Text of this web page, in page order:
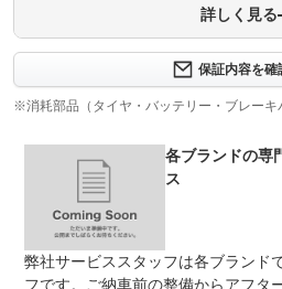
上限金額
受付先
法定整備
整備付 法定12ヶ月または法
※車検なし・車検整備付の
※商用車は6ヶ月または12
詳しく見る
保証内容を確
※消耗部品（タイヤ・バッテリー・ブレーキ
各ブランドの専
ス
弊社サービススタッフは各ブランド
フです。ご納車前の整備からアフタ